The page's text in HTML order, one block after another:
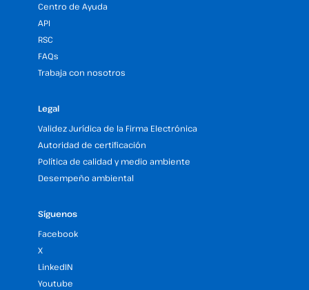
Centro de Ayuda
API
RSC
FAQs
Trabaja con nosotros
Legal
Validez Jurídica de la Firma Electrónica
Autoridad de certificación
Política de calidad y medio ambiente
Desempeño ambiental
Síguenos
Facebook
X
LinkedIN
Youtube